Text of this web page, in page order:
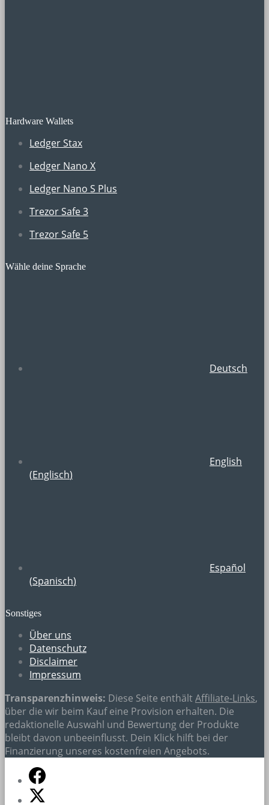
Hardware Wallets
Ledger Stax
Ledger Nano X
Ledger Nano S Plus
Trezor Safe 3
Trezor Safe 5
Wähle deine Sprache
Deutsch
English
(Englisch)
Español
(Spanisch)
Sonstiges
Über uns
Datenschutz
Disclaimer
Impressum
Transparenzhinweis: Diese Seite enthältAffiliate-Links,
über die wir beim Kauf eine Provision erhalten. Die
redaktionelle Auswahl und Bewertung der Produkte
bleibt davon unbeeinflusst. Dein Klick hilft bei der
Finanzierung unseres kostenfreien Angebots.